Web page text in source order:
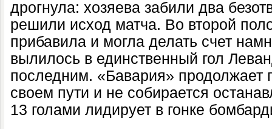
дрогнула: хозяева забили два
решили исход матча. Во второй
прибавила и могла делать счет
вылилось в единственный гол
последним. «Бавария» продолжает
своем пути и не собирается
13 голами лидирует в гонке